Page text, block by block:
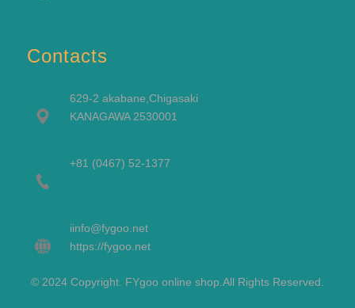
Contacts
629-2 akabane,Chigasaki
KANAGAWA 2530001
+81 (0467) 52-1377
iinfo@fygoo.net
https://fygoo.net
© 2024 Copyright. FYgoo online shop.All Rights Reserved.